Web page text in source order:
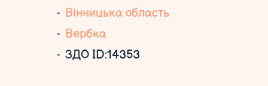
Вінницька область
Вербка
ЗДО ID:14353